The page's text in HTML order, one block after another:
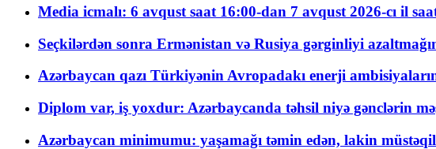
Media icmalı: 6 avqust saat 16:00-dan 7 avqust 2026-cı il
Seçkilərdən sonra Ermənistan və Rusiya gərginliyi
Azərbaycan qazı Türkiyənin Avropadakı enerji
Diplom var, iş yoxdur: Azərbaycanda təhsil niyə gənclərin
Azərbaycan minimumu: yaşamağı təmin edən, lakin